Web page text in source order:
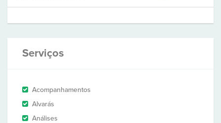
Serviços
Acompanhamentos
Alvarás
Análises